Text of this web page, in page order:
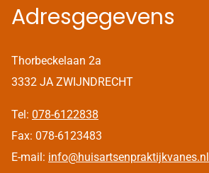
Adresgegevens
Thorbeckelaan 2a
3332 JA ZWIJNDRECHT
Tel: 078-6122838
Fax: 078-6123483
E-mail: info@huisartsenpraktijkvanes.nl